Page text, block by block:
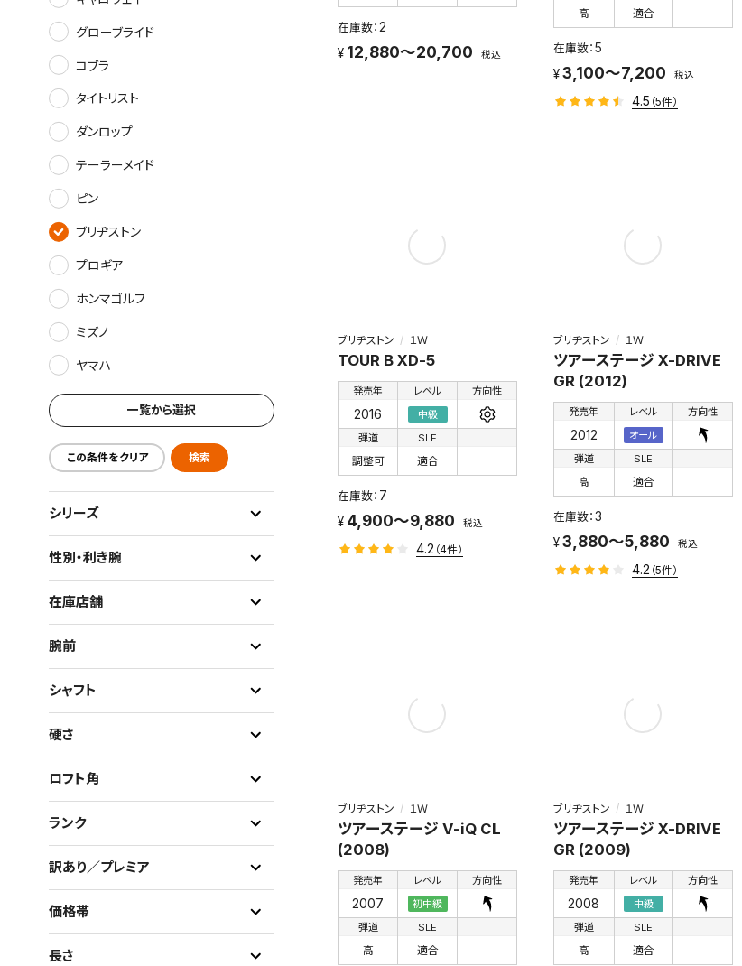
2
12,880～20,700 税込
高 適合
5
3,100～7,200 税込
4.5 （5件）
ブリヂストン １Ｗ
TOUR B XD-5
発売年
2016
レベル
中級
方向性
弾道
調整可
SLE
適合
7
4,900～9,880 税込
4.2 （4件）
ブリヂストン １Ｗ
ツアーステージ X-DRIVE
GR (2012)
発売年
2012
レベル
オール
方向性
弾道
高
SLE
適合
3
3,880～5,880 税込
4.2 （5件）
ブリヂストン １Ｗ
ツアーステージ V-iQ CL
(2008)
発売年
2007
レベル
初中級
方向性
弾道
高
SLE
適合
ブリヂストン １Ｗ
ツアーステージ X-DRIVE
GR (2009)
発売年
2008
レベル
中級
方向性
弾道
高
SLE
適合
グローブライド
コブラ
タイトリスト
ダンロップ
テーラーメイド
ピン
ブリヂストン
プロギア
ホンマゴルフ
ミズノ
ヤマハ
一覧から選択
この条件をクリア 検索
シリーズ
性別・利き腕
在庫店舗
腕前
シャフト
硬さ
ロフト角
ランク
訳あり／プレミア
価格帯
長さ